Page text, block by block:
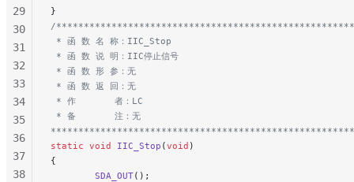
}
/
* 函 数 名 称：IIC_Stop
* 函 数 说 明：IIC停止信号
* 函 数 形 参：无
* 函 数 返 回：无
* 作       者：LC
* 备       注：无
static void IIC_Stop (void )
{
        SDA_OUT
();
29
30
31
32
33
34
35
36
37
38